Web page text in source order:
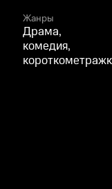
Жанры
Драма,
комедия,